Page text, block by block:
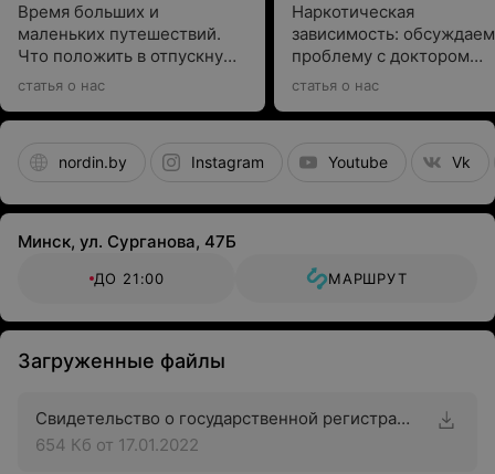
Время больших и
маленьких путешествий.
Что положить в отпускную
аптечку, рассказывает врач
статья о нас
Наркотическая
зависимость: обсуждаем
проблему с доктором
Сайковым
статья о нас
nordin.by Instagram Youtube Vk
Минск, ул. Сурганова, 47Б
ДО 21:00 МАРШРУТ
Загруженные файлы
Свидетельство о государственной регистрации
654 Кб от 17.01.2022